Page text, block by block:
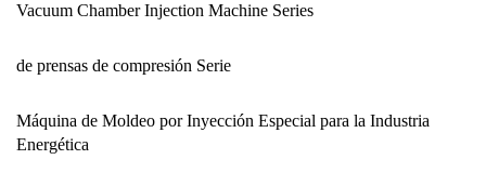
Vacuum Chamber Injection Machine Series
de prensas de compresión Serie
Máquina de Moldeo por Inyección Especial para la Industria
Energética